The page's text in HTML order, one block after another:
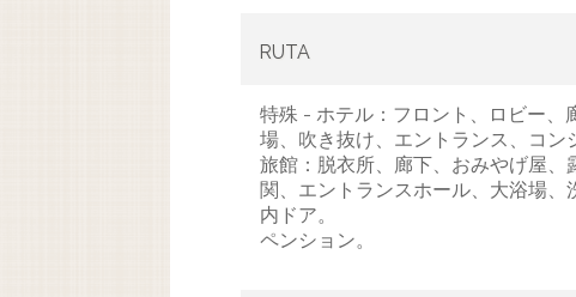
RUTA
特殊 - ホテル：フロント、ロビー、
場、吹き抜け、エントランス、コン
旅館：脱衣所、廊下、おみやげ屋
関、エントランスホール、大浴場
内ドア。
ペンション。